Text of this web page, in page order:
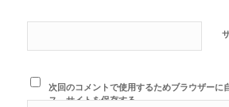
次回のコメントで使用するためブラウザーに
ス、サイトを保存する。